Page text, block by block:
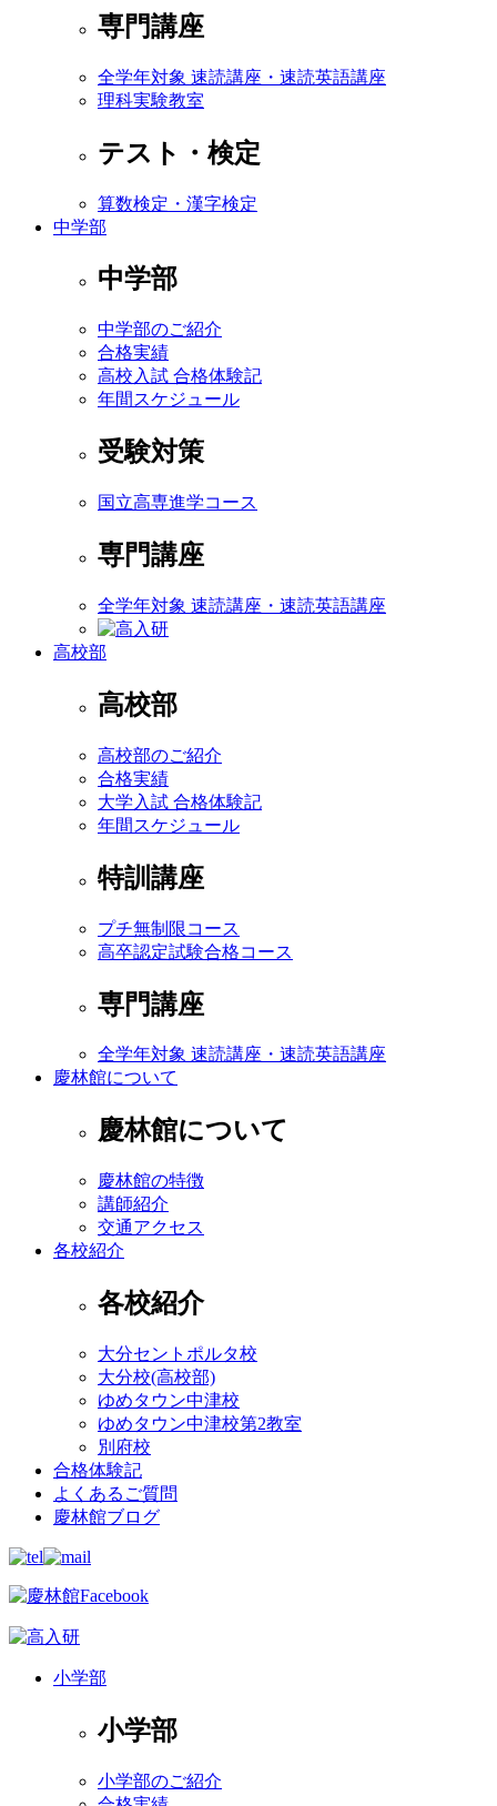
専門講座
全学年対象 速読講座・速読英語講座
理科実験教室
テスト・検定
算数検定・漢字検定
中学部
中学部
中学部のご紹介
合格実績
高校入試 合格体験記
年間スケジュール
受験対策
国立高専進学コース
専門講座
全学年対象 速読講座・速読英語講座
高校部
高校部
高校部のご紹介
合格実績
大学入試 合格体験記
年間スケジュール
特訓講座
プチ無制限コース
高卒認定試験合格コース
専門講座
全学年対象 速読講座・速読英語講座
慶林館について
慶林館について
慶林館の特徴
講師紹介
交通アクセス
各校紹介
各校紹介
大分セントポルタ校
大分校(高校部)
ゆめタウン中津校
ゆめタウン中津校第2教室
別府校
合格体験記
よくあるご質問
慶林館ブログ
小学部
小学部
小学部のご紹介